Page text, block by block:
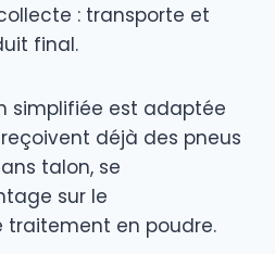
: transporte et
final.
simplifiée est adaptée
déjà des pneus
talon, se
sur le
en poudre.